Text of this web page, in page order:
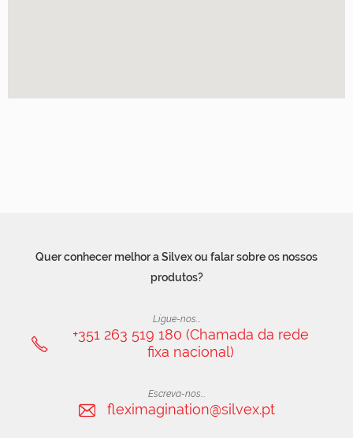
Quer conhecer melhor a Silvex ou falar sobre os nossos
produtos?
Ligue-nos...
+351 263 519 180 (Chamada da rede
fixa nacional)
Escreva-nos...
fleximagination@silvex.pt